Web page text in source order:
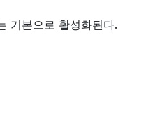
기본으로 활성화된다.